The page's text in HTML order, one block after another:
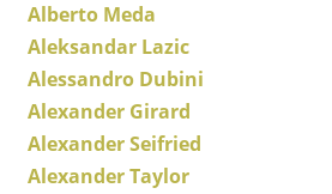
Bancs & Chaises longues
Poufs poires
Chaises de jardin
Chaises enfants
Alberto Meda
Aleksandar Lazic
Alessandro Dubini
Alexander Girard
Alexander Seifried
Alexander Taylor